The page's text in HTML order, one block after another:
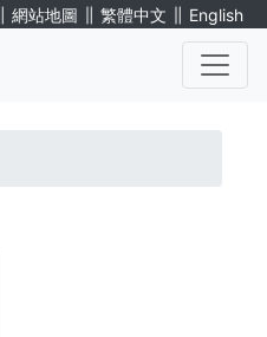
網站地圖 ∥ 繁體中文 ∥ English